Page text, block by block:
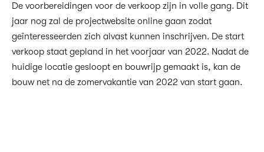
De voorbereidingen voor de verkoop zijn in volle gang. Dit
jaar nog zal de projectwebsite online gaan zodat
geïnteresseerden zich alvast kunnen inschrijven. De start
verkoop staat gepland in het voorjaar van 2022. Nadat de
huidige locatie gesloopt en bouwrijp gemaakt is, kan de
bouw net na de zomervakantie van 2022 van start gaan.